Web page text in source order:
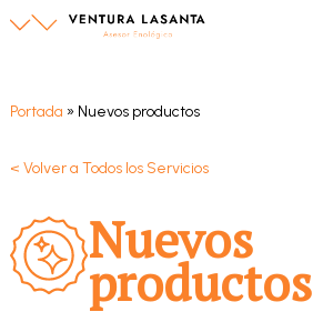
Portada » Nuevos productos
< Volver a Todos los Servicios
Nuevos
productos